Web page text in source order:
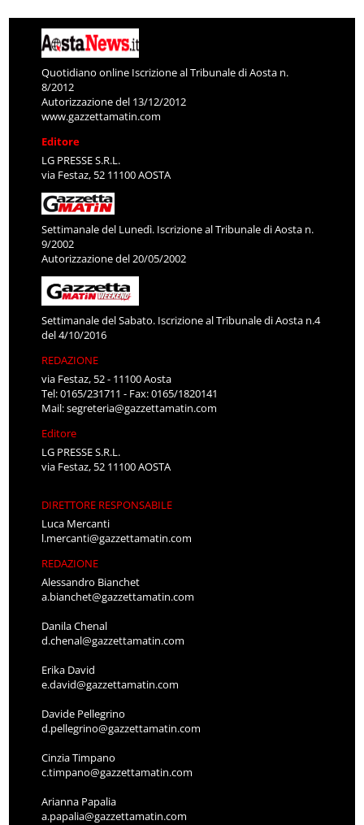
Quotidiano online Iscrizione al Tribunale di Aosta n.
8/2012
Autorizzazione del 13/12/2012
www.gazzettamatin.com
Editore
LG PRESSE S.R.L.
via Festaz, 52 11100 AOSTA
Settimanale del Lunedì. Iscrizione al Tribunale di Aosta n.
9/2002
Autorizzazione del 20/05/2002
Settimanale del Sabato. Iscrizione al Tribunale di Aosta n.4
del 4/10/2016
REDAZIONE
via Festaz, 52 - 11100 Aosta
Tel: 0165/231711 - Fax: 0165/1820141
Mail:segreteria@gazzettamatin.com
Editore
LG PRESSE S.R.L.
via Festaz, 52 11100 AOSTA
DIRETTORE RESPONSABILE
Luca Mercanti
l.mercanti@gazzettamatin.com
REDAZIONE
Alessandro Bianchet
a.bianchet@gazzettamatin.com
Danila Chenal
d.chenal@gazzettamatin.com
Erika David
e.david@gazzettamatin.com
Davide Pellegrino
d.pellegrino@gazzettamatin.com
Cinzia Timpano
c.timpano@gazzettamatin.com
Arianna Papalia
a.papalia@gazzettamatin.com